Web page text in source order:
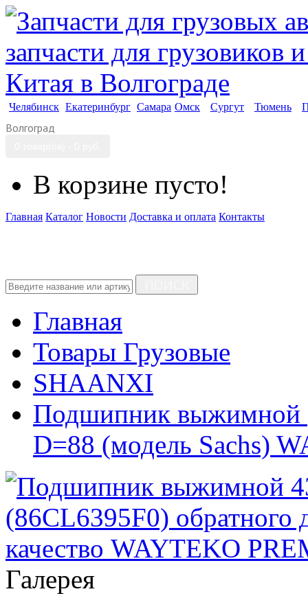
Челябинск Екатеринбург Самара Омск Сургут Тюмень
Волгоград
В корзине пусто!
Главная Каталог Новости Доставка и оплата Контакты
Главная
Товары Грузовые
SHAANXI
Подшипник выжимной
D=88 (модель Sachs)
Галерея